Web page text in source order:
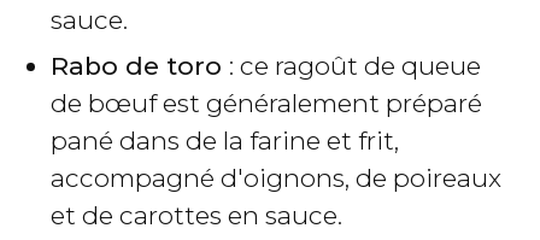
sauce.
Rabo de toro : ce ragoût de queue
de bœuf est généralement préparé
pané dans de la farine et frit,
accompagné d'oignons, de poireaux
et de carottes en sauce.